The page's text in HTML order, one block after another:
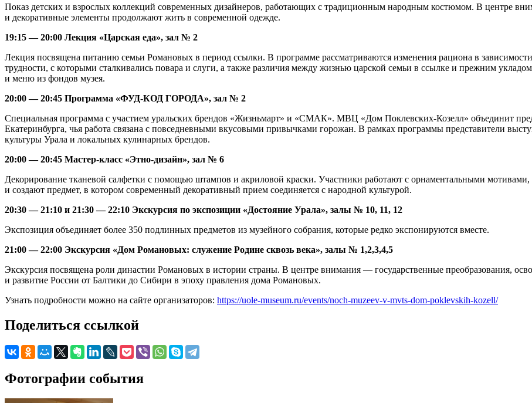
Показ детских и взрослых коллекций современных дизайнеров, работающих с традиционным народным костюмом. В центре
и декоративные элементы продолжают жить в современной одежде.
19:15 — 20:00 Лекция «Царская еда», зал № 2
Лекция посвящена питанию семьи Романовых в период ссылки. В программе рассматриваются изменения рациона в
трудности, с которыми сталкивались повара и слуги, а также различия между жизнью царской семьи в ссылке и прежним
и меню из фондов музея.
20:00 — 20:45 Программа «ФУД-КОД ГОРОДА», зал № 2
Специальная программа с участием уральских брендов «Жизньмарт» и «СМАК». МВЦ «Дом Поклевских-Козелл» объединит
Екатеринбурга, чья работа связана с повседневными вкусовыми привычками горожан. В рамках программы представители
культуры Урала и локальных кулинарных брендов.
20:00 — 20:45 Мастер-класс «Этно-дизайн», зал № 6
Декорирование тканевой салфетки с помощью штампов и акриловой краски. Участники работают с орнаментальными
и создают предмет, в котором современный декоративный прием соединяется с народной культурой.
20:30 — 21:10 и 21:30 — 22:10 Экскурсия по экспозиции «Достояние Урала», залы № 10, 11, 12
Экспозиция объединяет более 350 подлинных предметов из музейного собрания, которые редко экспонируются вместе.
21:00 — 22:00 Экскурсия «Дом Романовых: служение Родине сквозь века», залы № 1,2,3,4,5
Экскурсия посвящена роли династии Романовых в истории страны. В центре внимания — государственные преобразования,
и развитие России от Балтики до Сибири в эпоху правления дома Романовых.
Узнать подробности можно на сайте организаторов: https://uole-museum.ru/events/noch-muzeev-v-mvts-dom-poklevskih-kozell/
Поделиться ссылкой
Фотографии события